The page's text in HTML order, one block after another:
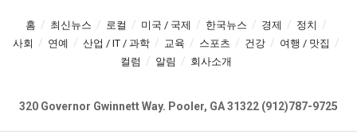
홈 최신뉴스 로컬 미국 / 국제 한국뉴스 경제
정치
사회
연예 산업 / IT / 과학 교육 스포츠 건강
여행 / 맛집
컬럼
알림 회사소개
320 Governor Gwinnett Way. Pooler, GA 31322 (912)787-9725